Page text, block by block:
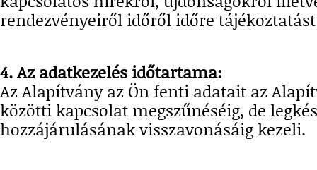
rendezvényeiről időről időre
4. Az adatkezelés időtartama:
Az Alapítvány az Ön fenti adatait az
közötti kapcsolat megszűnéséig, de
hozzájárulásának visszavonásáig kezeli.